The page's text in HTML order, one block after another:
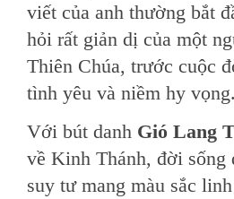
viết của anh thường bắt
hỏi rất giản dị của một
Thiên Chúa, trước cuộc
tình yêu và niềm hy vọng.
Với bút danh Gió Lang
về Kinh Thánh, đời sống
suy tư mang màu sắc